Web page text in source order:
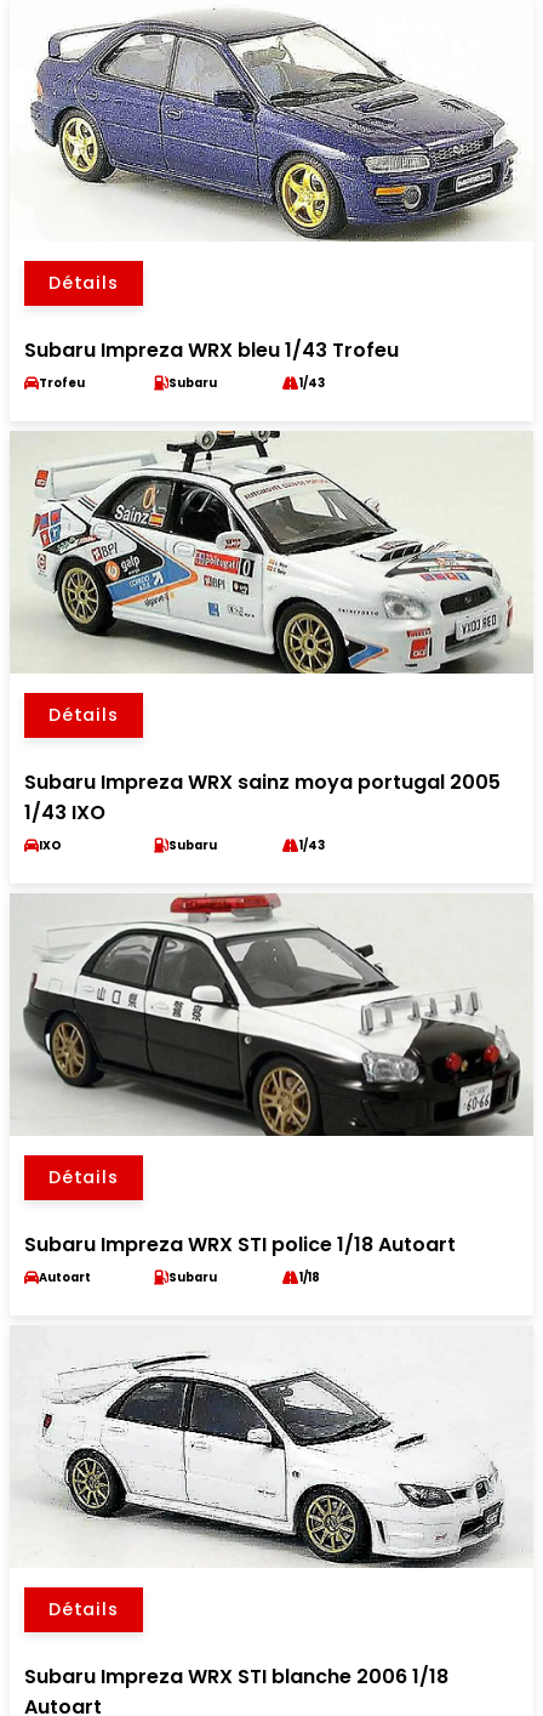
Détails
Subaru Impreza WRX bleu 1/43 Trofeu
Trofeu Subaru 1/43
Détails
Subaru Impreza WRX sainz moya portugal 2005
1/43 IXO
IXO Subaru 1/43
Détails
Subaru Impreza WRX STI police 1/18 Autoart
Autoart Subaru 1/18
Détails
Subaru Impreza WRX STI blanche 2006 1/18
Autoart